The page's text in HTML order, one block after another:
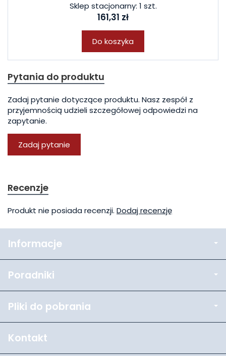
Sklep stacjonarny: 1 szt.
161,31 zł
Do koszyka
Pytania do produktu
Zadaj pytanie dotyczące produktu. Nasz zespół z
przyjemnością udzieli szczegółowej odpowiedzi na
zapytanie.
Zadaj pytanie
Recenzje
Produkt nie posiada recenzji. Dodaj recenzję
Informacje
Poradniki
Pliki do pobrania
Kontakt